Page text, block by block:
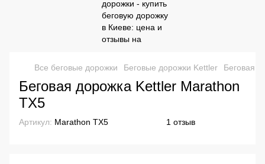
Все беговые дорожки Беговые дорожки Kettler Беговая
Беговая дорожка Kettler Marathon
TX5
Артикул: Marathon TX5 1 отзыв